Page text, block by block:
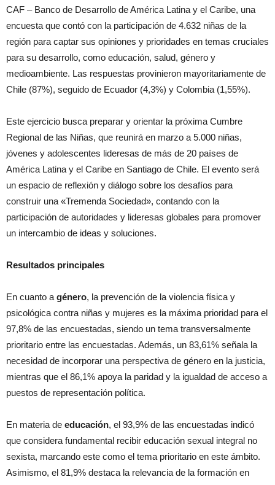
CAF – Banco de Desarrollo de América Latina y el Caribe, una
encuesta que contó con la participación de 4.632 niñas de la
región para captar sus opiniones y prioridades en temas cruciales
para su desarrollo, como educación, salud, género y
medioambiente. Las respuestas provinieron mayoritariamente de
Chile (87%), seguido de Ecuador (4,3%) y Colombia (1,55%).
Este ejercicio busca preparar y orientar la próxima Cumbre
Regional de las Niñas, que reunirá en marzo a 5.000 niñas,
jóvenes y adolescentes lideresas de más de 20 países de
América Latina y el Caribe en Santiago de Chile. El evento será
un espacio de reflexión y diálogo sobre los desafíos para
construir una «Tremenda Sociedad», contando con la
participación de autoridades y lideresas globales para promover
un intercambio de ideas y soluciones.
Resultados principales
En cuanto a género, la prevención de la violencia física y
psicológica contra niñas y mujeres es la máxima prioridad para el
97,8% de las encuestadas, siendo un tema transversalmente
prioritario entre las encuestadas. Además, un 83,61% señala la
necesidad de incorporar una perspectiva de género en la justicia,
mientras que el 86,1% apoya la paridad y la igualdad de acceso a
puestos de representación política.
En materia de educación, el 93,9% de las encuestadas indicó
que considera fundamental recibir educación sexual integral no
sexista, marcando este como el tema prioritario en este ámbito.
Asimismo, el 81,9% destaca la relevancia de la formación en